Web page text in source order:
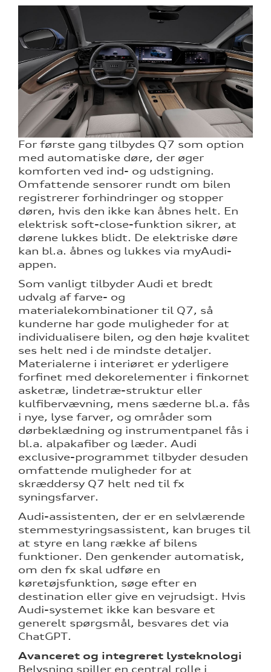
For første gang tilbydes Q7 som option
med automatiske døre, der øger
komforten ved ind- og udstigning.
Omfattende sensorer rundt om bilen
registrerer forhindringer og stopper
døren, hvis den ikke kan åbnes helt. En
elektrisk soft-close-funktion sikrer, at
dørene lukkes blidt. De elektriske døre
kan bl.a. åbnes og lukkes via myAudi-
appen.
Som vanligt tilbyder Audi et bredt
udvalg af farve- og
materialekombinationer til Q7, så
kunderne har gode muligheder for at
individualisere bilen, og den høje kvalitet
ses helt ned i de mindste detaljer.
Materialerne i interiøret er yderligere
forfinet med dekorelementer i finkornet
asketræ, lindetræ-struktur eller
kulfibervævning, mens sæderne bl.a. fås
i nye, lyse farver, og områder som
dørbeklædning og instrumentpanel fås i
bl.a. alpakafiber og læder. Audi
exclusive-programmet tilbyder desuden
omfattende muligheder for at
skræddersy Q7 helt ned til fx
syningsfarver.
Audi-assistenten, der er en selvlærende
stemmestyringsassistent, kan bruges til
at styre en lang række af bilens
funktioner. Den genkender automatisk,
om den fx skal udføre en
køretøjsfunktion, søge efter en
destination eller give en vejrudsigt. Hvis
Audi-systemet ikke kan besvare et
generelt spørgsmål, besvares det via
ChatGPT.
Avanceret og integreret lysteknologi
Belysning spiller en central rolle i